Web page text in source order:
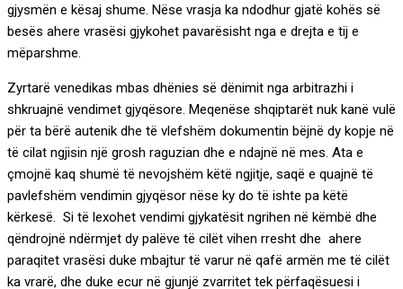
gjysmën e kësaj shume. Nëse vrasja ka ndodhur gjatë kohës së
besës ahere vrasësi gjykohet pavarësisht nga e drejta e tij e
mëparshme.
Zyrtarë venedikas mbas dhënies së dënimit nga arbitrazhi i
shkruajnë vendimet gjyqësore. Meqenëse shqiptarët nuk kanë vulë
për ta bërë autenik dhe të vlefshëm dokumentin bëjnë dy kopje në
të cilat ngjisin një grosh raguzian dhe e ndajnë në mes. Ata e
çmojnë kaq shumë të nevojshëm këtë ngjitje, saqë e quajnë të
pavlefshëm vendimin gjyqësor nëse ky do të ishte pa këtë
kërkesë. Si të lexohet vendimi gjykatësit ngrihen në këmbë dhe
qëndrojnë ndërmjet dy palëve të cilët vihen rresht dhe ahere
paraqitet vrasësi duke mbajtur të varur në qafë armën me të cilët
ka vrarë, dhe duke ecur në gjunjë zvarritet tek përfaqësuesi i